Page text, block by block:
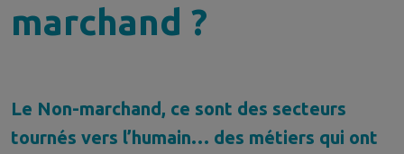
marchand ?
Le Non-marchand, ce sont des secteurs
tournés vers l’humain… des métiers qui ont